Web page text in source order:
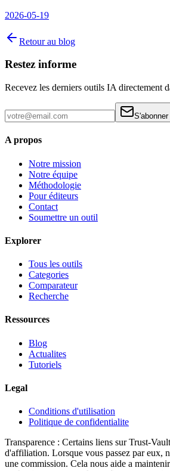
2026-05-19
Retour au blog
Restez informe
Recevez les derniers outils IA directement
S'abonner
A propos
Notre mission
Notre équipe
Méthodologie
Pour éditeurs
Contact
Soumettre un outil
Explorer
Tous les outils
Categories
Comparateur
Recherche
Ressources
Blog
Actualites
Tutoriels
Legal
Conditions d'utilisation
Politique de confidentialite
Transparence : Certains liens sur Trust-
d'affiliation. Lorsque vous passez par eux,
une commission. Cela nous aide a